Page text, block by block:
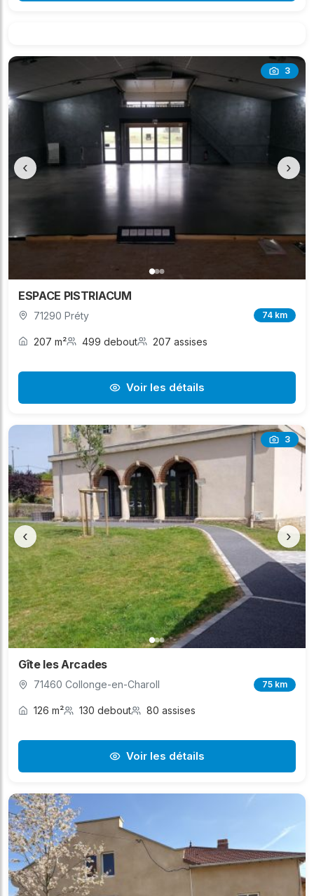
3
‹ ›
ESPACE PISTRIACUM
71290 Préty 74 km
207 m² 499 debout 207 assises
Voir les détails
3
‹ ›
Gîte les Arcades
71460 Collonge-en-Charoll 75 km
126 m² 130 debout 80 assises
Voir les détails